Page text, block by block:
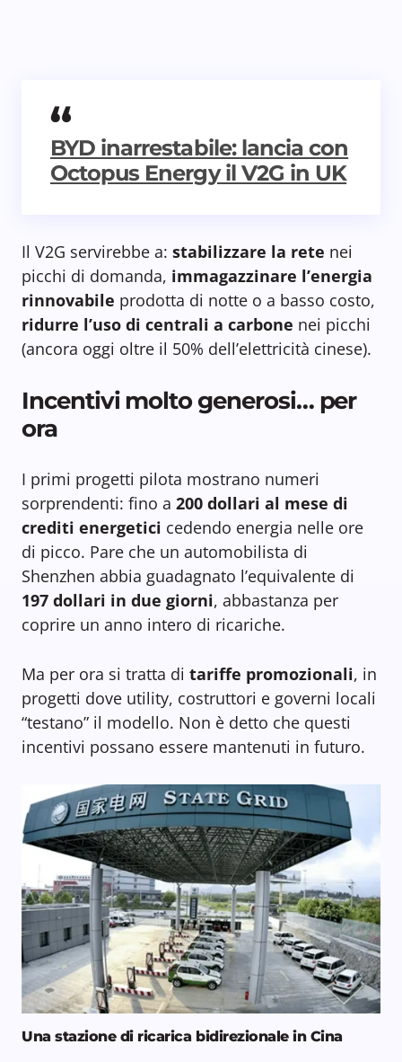
BYD inarrestabile: lancia con
Octopus Energy il V2G in UK
Il V2G servirebbe a: stabilizzare la rete nei
picchi di domanda, immagazzinare l’energia
rinnovabile prodotta di notte o a basso costo,
ridurre l’uso di centrali a carbone nei picchi
(ancora oggi oltre il 50% dell’elettricità cinese).
Incentivi molto generosi… per
ora
I primi progetti pilota mostrano numeri
sorprendenti: fino a 200 dollari al mese di
crediti energetici cedendo energia nelle ore
di picco. Pare che un automobilista di
Shenzhen abbia guadagnato l’equivalente di
197 dollari in due giorni, abbastanza per
coprire un anno intero di ricariche.
Ma per ora si tratta di tariffe promozionali, in
progetti dove utility, costruttori e governi locali
“testano” il modello. Non è detto che questi
incentivi possano essere mantenuti in futuro.
Una stazione di ricarica bidirezionale in Cina